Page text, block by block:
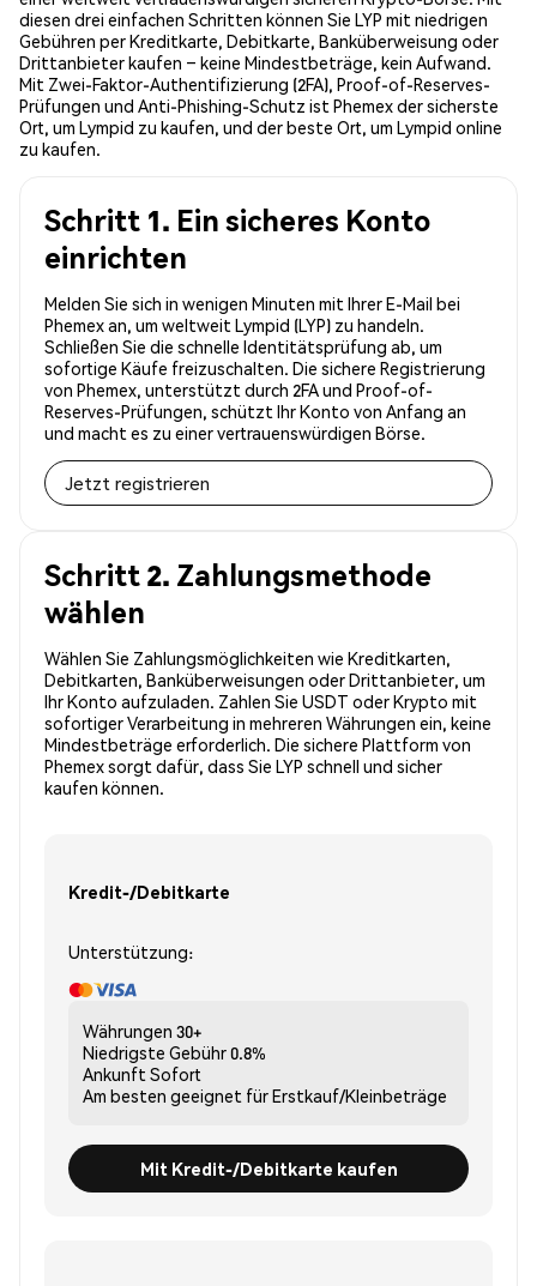
diesen drei einfachen Schritten können Sie LYP mit niedrigen
Gebühren per Kreditkarte, Debitkarte, Banküberweisung oder
Drittanbieter kaufen – keine Mindestbeträge, kein Aufwand.
Mit Zwei-Faktor-Authentifizierung (2FA), Proof-of-Reserves-
Prüfungen und Anti-Phishing-Schutz ist Phemex der sicherste
Ort, um Lympid zu kaufen, und der beste Ort, um Lympid online
zu kaufen.
Schritt 1. Ein sicheres Konto
einrichten
Melden Sie sich in wenigen Minuten mit Ihrer E-Mail bei
Phemex an, um weltweit Lympid (LYP) zu handeln.
Schließen Sie die schnelle Identitätsprüfung ab, um
sofortige Käufe freizuschalten. Die sichere Registrierung
von Phemex, unterstützt durch 2FA und Proof-of-
Reserves-Prüfungen, schützt Ihr Konto von Anfang an
und macht es zu einer vertrauenswürdigen Börse.
Jetzt registrieren
Schritt 2. Zahlungsmethode
wählen
Wählen Sie Zahlungsmöglichkeiten wie Kreditkarten,
Debitkarten, Banküberweisungen oder Drittanbieter, um
Ihr Konto aufzuladen. Zahlen Sie USDT oder Krypto mit
sofortiger Verarbeitung in mehreren Währungen ein, keine
Mindestbeträge erforderlich. Die sichere Plattform von
Phemex sorgt dafür, dass Sie LYP schnell und sicher
kaufen können.
Kredit-/Debitkarte
Unterstützung:
Währungen 30+
Niedrigste Gebühr0.8%
Ankunft Sofort
Am besten geeignet fürErstkauf/Kleinbeträge
Mit Kredit-/Debitkarte kaufen